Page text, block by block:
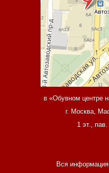
в «Обувном центре
г. Москва,
1 эт.,
Вся